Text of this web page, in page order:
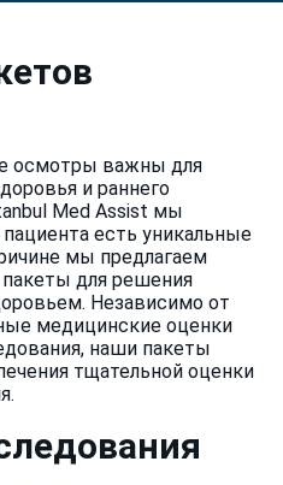
осмотры важны для
и раннего
Med Assist мы
есть уникальные
мы предлагаем
для решения
Независимо от
медицинские оценки
наши пакеты
тщательной оценки